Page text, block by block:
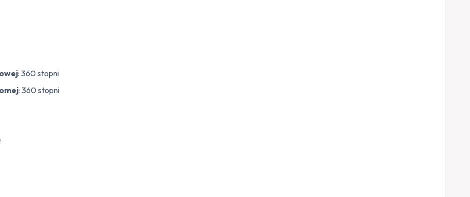
: 360 stopni
: 360 stopni